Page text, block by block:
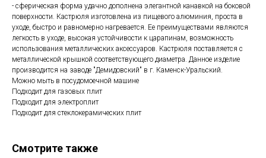
- сферическая форма удачно дополнена элегантной канавкой на боковой
поверхности. Кастрюля изготовлена из пищевого алюминия, проста в
уходе, быстро и равномерно нагревается. Ее преимуществами являются
легкость в уходе, высокая устойчивости к царапинам, возможность
использования металлических аксессуаров. Кастрюля поставляется с
металлической крышкой соответствующего диаметра. Данное изделие
производится на заводе "Демидовский" в г. Каменск-Уральский.
Можно мыть в посудомоечной машине
Подходит для газовых плит
Подходит для электроплит
Подходит для стеклокерамических плит
Смотрите также